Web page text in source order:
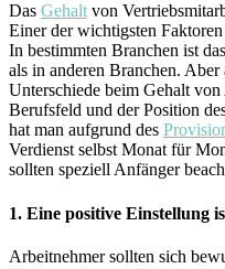
Das Gehalt von
Einer der wichtigsten
In bestimmten Branchen ist
als in anderen Branchen.
Unterschiede beim Gehalt
Berufsfeld und der Position
hat man aufgrund des
Verdienst selbst Monat für
sollten speziell Anfänger
1. Eine positive Einstellung
Arbeitnehmer sollten sich